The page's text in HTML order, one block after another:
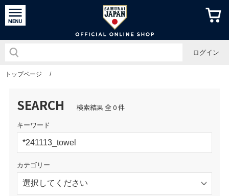
侍ジャパ
ログイン
トップページ /
SEARCH 検索結果 全 0 件
キーワード
カテゴリー